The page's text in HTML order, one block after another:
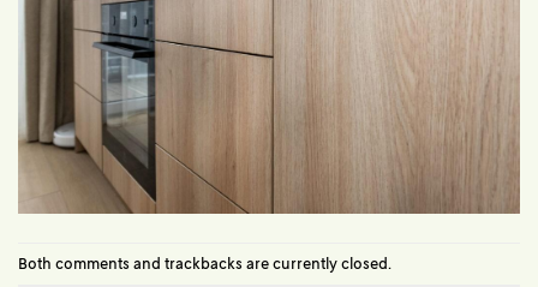
Both comments and trackbacks are currently closed.